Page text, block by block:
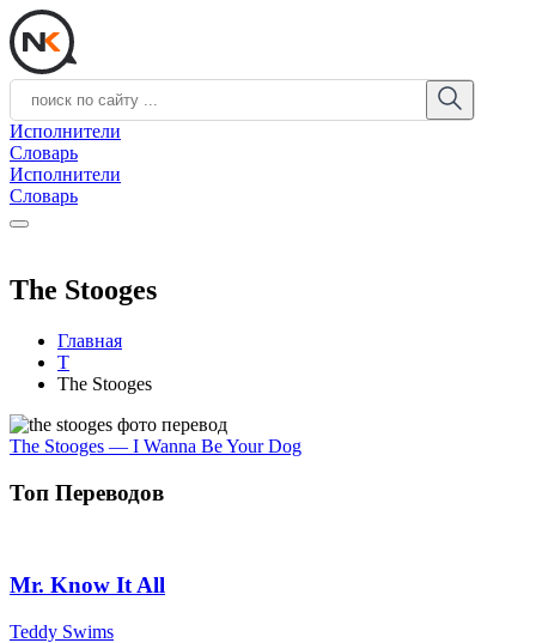
Исполнители
Словарь
Исполнители
Словарь
The Stooges
Главная
T
The Stooges
The Stooges — I Wanna Be Your Dog
Топ Переводов
Mr. Know It All
Teddy Swims